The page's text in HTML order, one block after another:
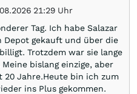
21:29 Uhr
Tag. Ich habe Salazar
Depot gekauft und über die
Trotzdem war sie lange
bislang einzige, aber
20 Jahre.Heute bin ich zum
ins Plus gekommen.